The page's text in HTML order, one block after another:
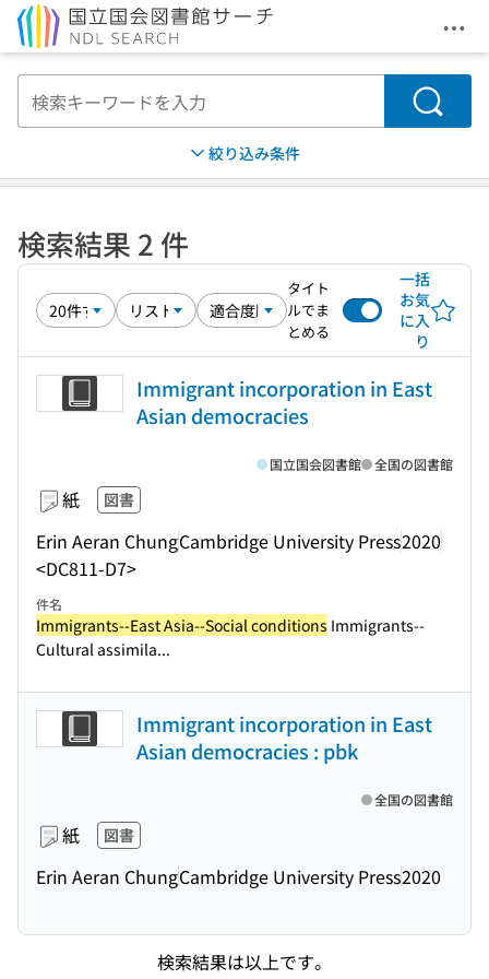
メ
検索
絞り込み条件
検索結果 2 件
タイト
ルでま
とめる
一括
お気
に入
り
Immigrant incorporation in East
Asian democracies
紙 図書
Erin Aeran ChungCambridge University Press2020
<DC811-D7>
国立国会図書館 全国の図書館
件名
Immigrants--East Asia--Social conditions Immigrants--
Cultural assimila...
Immigrant incorporation in East
Asian democracies : pbk
紙 図書
Erin Aeran ChungCambridge University Press2020
全国の図書館
検索結果は以上です。